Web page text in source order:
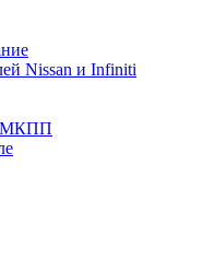
Nissan и Infiniti
МКПП